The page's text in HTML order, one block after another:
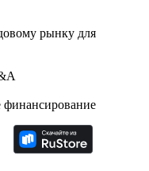
рынку для
финансирование